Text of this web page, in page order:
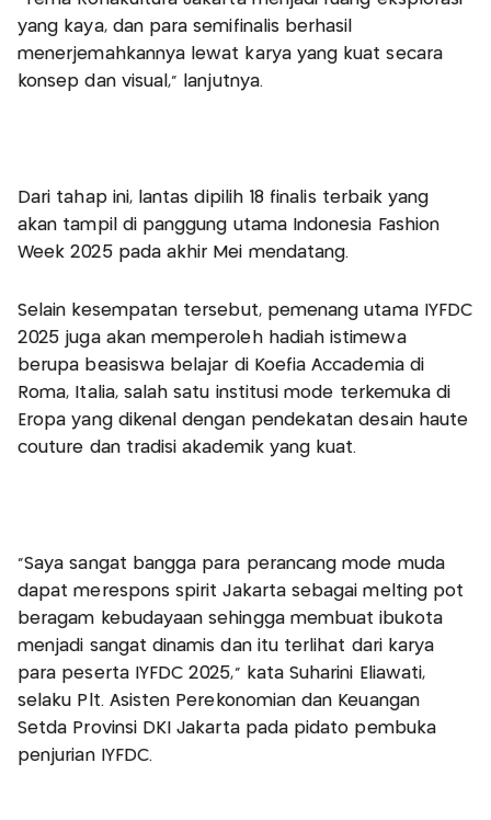
yang kaya, dan para semifinalis berhasil
menerjemahkannya lewat karya yang kuat secara
konsep dan visual,” lanjutnya.
Dari tahap ini, lantas dipilih 18 finalis terbaik yang
akan tampil di panggung utama Indonesia Fashion
Week 2025 pada akhir Mei mendatang.
Selain kesempatan tersebut, pemenang utama IYFDC
2025 juga akan memperoleh hadiah istimewa
berupa beasiswa belajar di Koefia Accademia di
Roma, Italia, salah satu institusi mode terkemuka di
Eropa yang dikenal dengan pendekatan desain haute
couture dan tradisi akademik yang kuat.
“Saya sangat bangga para perancang mode muda
dapat merespons spirit Jakarta sebagai melting pot
beragam kebudayaan sehingga membuat ibukota
menjadi sangat dinamis dan itu terlihat dari karya
para peserta IYFDC 2025,” kata Suharini Eliawati,
selaku Plt. Asisten Perekonomian dan Keuangan
Setda Provinsi DKI Jakarta pada pidato pembuka
penjurian IYFDC.